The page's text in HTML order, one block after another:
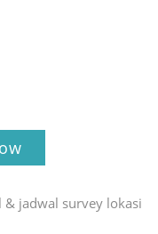
jadwal survey lokasi